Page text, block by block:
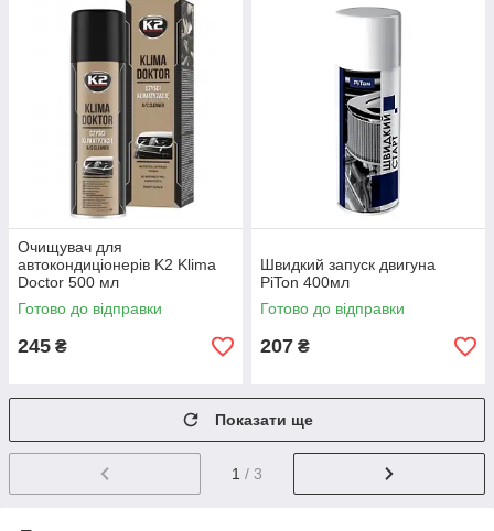
Очищувач для
автокондиціонерів K2 Klima
Doctor 500 мл
Готово до відправки
245 ₴
Швидкий запуск двигуна
PiTon 400мл
Готово до відправки
207 ₴
Показати ще
1 / 3